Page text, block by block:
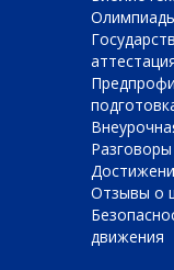
Отзывы о
движения